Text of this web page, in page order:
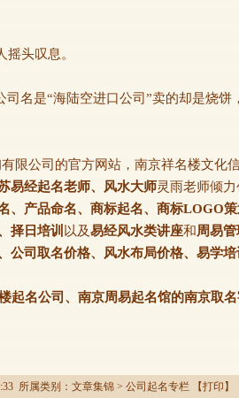
头叹息。
名是“海陆空进口公司”卖的却是烧饼
限公司的官方网站，南京祥名楼文化
易经起名老师、风水大师灵雨老师倾
、产品命名、商标起名、商标LOGO
择日培训 以及易经风水类讲座和周易
公司取名价格、风水布局价格、易学
起名公司、南京周易起名馆的南京取名
所属类别： 文章集锦 > 公司起名专栏 【打印 】